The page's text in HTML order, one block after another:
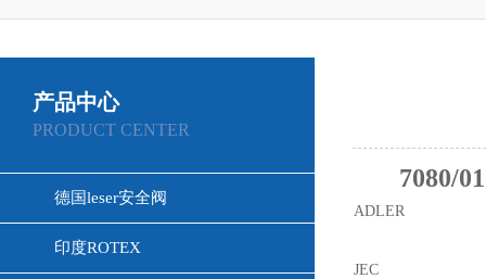
产品中心
PRODUCT CENTER
德国leser安全阀
印度ROTEX
7080/
ADLER
JEC